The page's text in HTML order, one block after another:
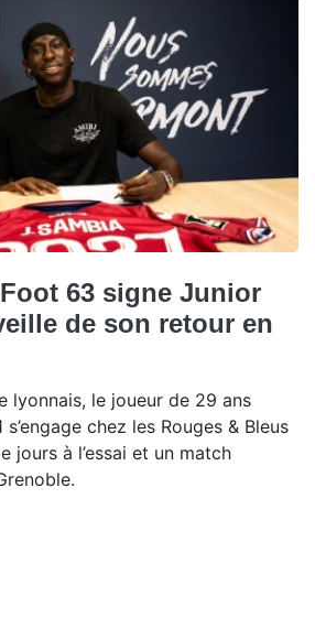
63 signe Junior
de son retour en
lyonnais, le joueur de 29 ans
chez les Rouges & Bleus
jours à l’essai et un match